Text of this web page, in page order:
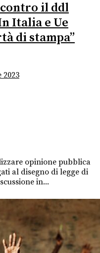
il ddl
Italia e Ue
di stampa”
2023
opinione pubblica
al disegno di legge di
in...